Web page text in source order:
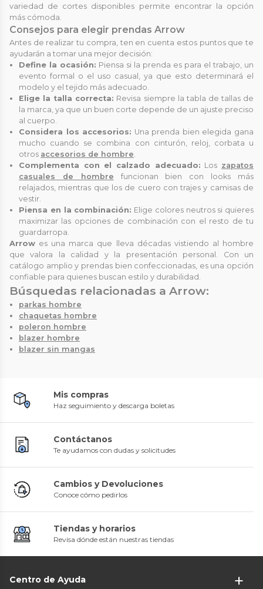
variedad de cortes disponibles permite encontrar la opción
más cómoda.
Consejos para elegir prendas Arrow
Antes de realizar tu compra, ten en cuenta estos puntos que te
ayudarán a tomar una mejor decisión:
Define la ocasión: Piensa si la prenda es para el trabajo, un
evento formal o el uso casual, ya que esto determinará el
modelo y el tejido más adecuado.
Elige la talla correcta: Revisa siempre la tabla de tallas de
la marca, ya que un buen corte depende de un ajuste preciso
al cuerpo.
Considera los accesorios: Una prenda bien elegida gana
mucho cuando se combina con cinturón, reloj, corbata u
otros accesorios de hombre
Complementa con el calzado adecuado: Los zapatos
casuales de hombre funcionan bien con looks más
relajados, mientras que los de cuero con trajes y camisas de
vestir.
Piensa en la combinación: Elige colores neutros si quieres
maximizar las opciones de combinación con el resto de tu
guardarropa.
Arrow es una marca que lleva décadas vistiendo al hombre
que valora la calidad y la presentación personal. Con un
catálogo amplio y prendas bien confeccionadas, es una opción
confiable para quienes buscan estilo y durabilidad.
Búsquedas relacionadas a Arrow:
parkas hombre
chaquetas hombre
poleron hombre
blazer hombre
blazer sin mangas
Mis compras
Haz seguimiento y descarga boletas
Contáctanos
Te ayudamos con dudas y solicitudes
Cambios y Devoluciones
Conoce cómo pedirlos
Tiendas y horarios
Revisa dónde están nuestras tiendas
Centro de Ayuda